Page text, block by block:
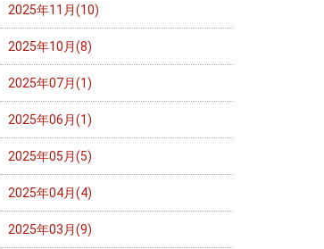
2025年11月(10)
2025年10月(8)
2025年07月(1)
2025年06月(1)
2025年05月(5)
2025年04月(4)
2025年03月(9)